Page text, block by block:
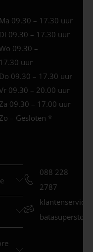
Ma 09.30 – 17.30 uur
Di 09.30 – 17.30 uur
09.30 –
17.30 uur
Do 09.30 – 17.30 uur
09.30 – 20.00 uur
Za 09.30 – 17.00 uur
Zo – Gesloten *
088 228
2787